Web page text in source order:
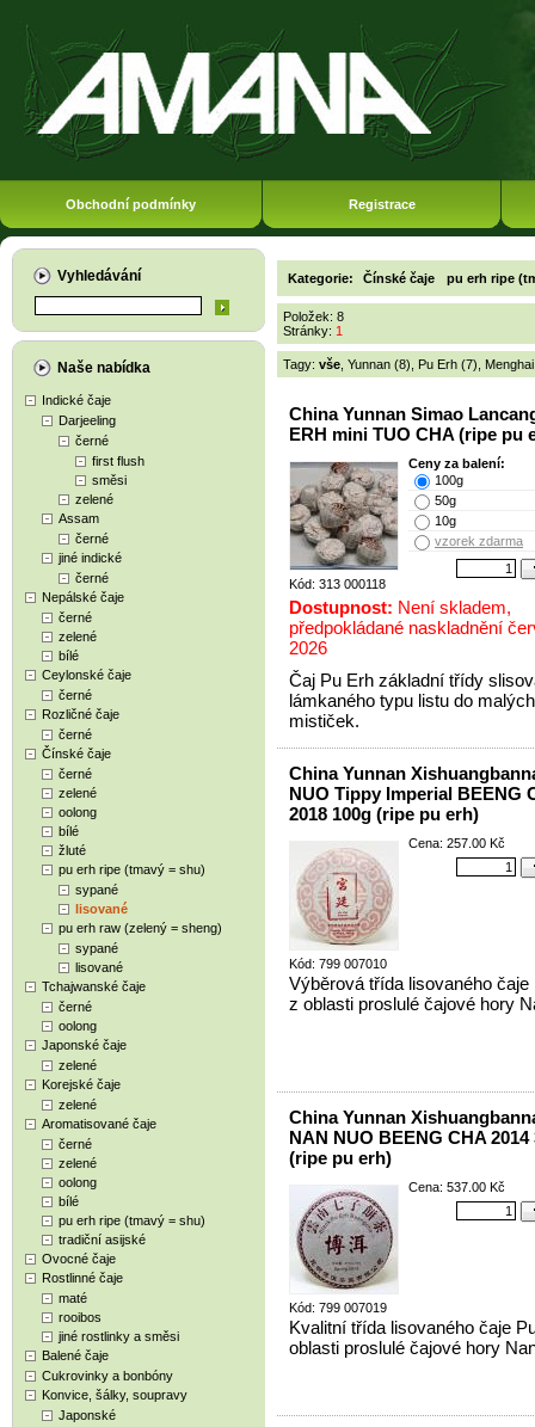
Obchodní podmínky Registrace
Vyhledávání
Naše nabídka
Indické čaje
Darjeeling
černé
first flush
směsi
zelené
Assam
černé
jiné indické
černé
Nepálské čaje
černé
zelené
bílé
Ceylonské čaje
černé
Rozličné čaje
černé
Čínské čaje
černé
zelené
oolong
bílé
žluté
pu erh ripe (tmavý = shu)
sypané
lisované
pu erh raw (zelený = sheng)
sypané
lisované
Tchajwanské čaje
černé
oolong
Japonské čaje
zelené
Korejské čaje
zelené
Aromatisované čaje
černé
zelené
oolong
bílé
pu erh ripe (tmavý = shu)
tradiční asijské
Ovocné čaje
Rostlinné čaje
maté
rooibos
jiné rostlinky a směsi
Balené čaje
Cukrovinky a bonbóny
Konvice, šálky, soupravy
Japonské
Kategorie: Čínské čaje pu erh ripe
Položek: 8
Stránky: 1
Tagy: vše Yunnan (8) Pu Erh (7)
China Yunnan Simao
ERH mini TUO CHA (ripe pu
Kód: 313 000118
Ceny za balení:
100g
50g
10g
vzorek zdarma
Dostupnost: Není skladem,
předpokládané naskladnění
2026
Čaj Pu Erh základní třídy
lámkaného typu listu do malých
mističek.
China Yunnan
NUO Tippy Imperial BEENG
2018 100g (ripe pu erh)
Kód: 799 007010
Cena: 257.00 Kč
Výběrová třída lisovaného čaje
z oblasti proslulé čajové hory
China Yunnan
NAN NUO BEENG CHA 2014
(ripe pu erh)
Kód: 799 007019
Cena: 537.00 Kč
Kvalitní třída lisovaného čaje
oblasti proslulé čajové hory